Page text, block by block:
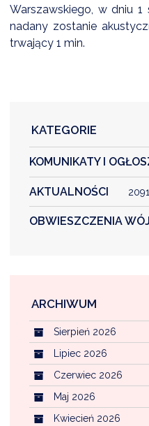
CZYSTE POWIETRZE
Warszawskiego, w dniu 1
nadany zostanie
trwający 1 min.
KATEGORIE
KOMUNIKATY I
AKTUALNOŚCI
OBWIESZCZENIA
ARCHIWUM
Sierpień 2026
Lipiec 2026
Czerwiec 2026
Maj 2026
Kwiecień 2026